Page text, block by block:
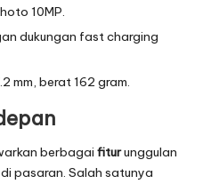
10MP.
dukungan fast charging
mm, berat 162 gram.
berbagai fiturunggulan
pasaran. Salah satunya